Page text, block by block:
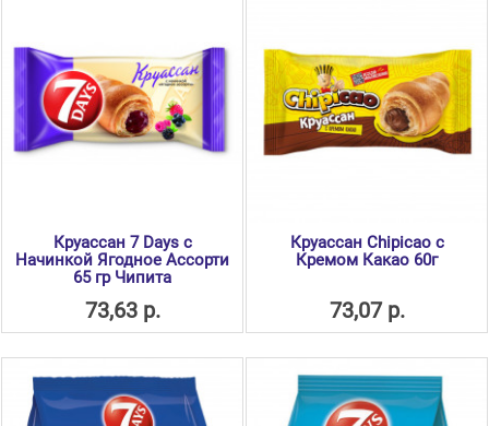
Круассан 7 Days с
Начинкой Ягодное Ассорти
65 гр Чипита
73,63 р.
Круассан Chipicao с
Кремом Какао 60г
73,07 р.